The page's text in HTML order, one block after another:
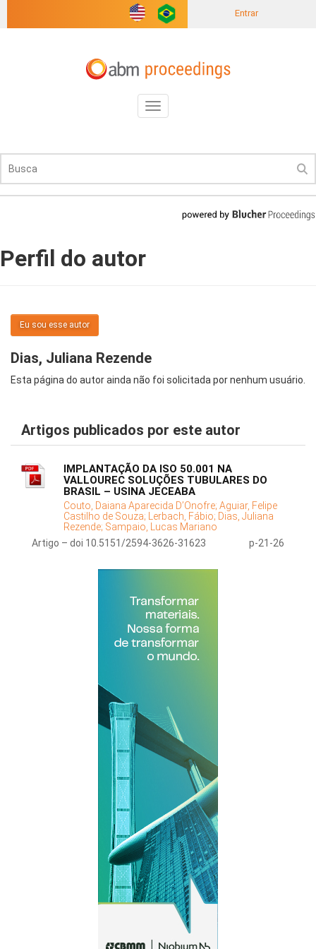
Entrar
Toggle
navigation
Perfil do autor
Eu sou esse autor
Dias, Juliana Rezende
Esta página do autor ainda não foi solicitada por nenhum usuário.
Artigos publicados por este autor
IMPLANTAÇÃO DA ISO 50.001 NA
VALLOUREC SOLUÇÕES TUBULARES DO
BRASIL – USINA JECEABA
Couto, Daiana Aparecida D’Onofre; Aguiar, Felipe
Castilho de Souza; Lerbach, Fábio; Dias, Juliana
Rezende; Sampaio, Lucas Mariano
Artigo – doi 10.5151/2594-3626-31623
p-21-26